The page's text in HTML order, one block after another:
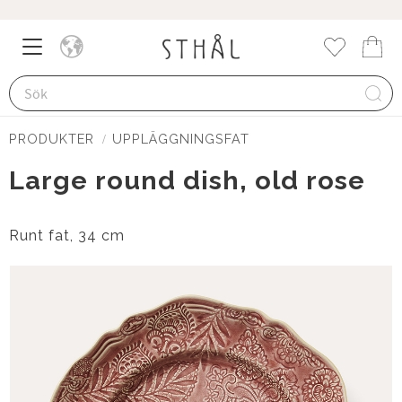
Meny
PRODUKTER UPPLÄGGNINGSFAT
Large round dish, old rose
Runt fat, 34 cm